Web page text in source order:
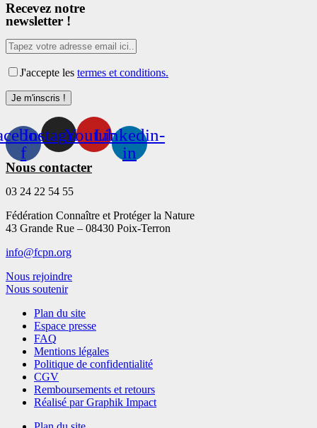
Recevez notre
newsletter !
J'accepte les termes et conditions.
f
InstagramYoutubeLinkedin-
in
Nous contacter
03 24 22 54 55
Fédération Connaître et Protéger la Nature
43 Grande Rue – 08430 Poix-Terron
info@fcpn.org
Nous rejoindre
Nous soutenir
Plan du site
Espace presse
FAQ
Mentions légales
Politique de confidentialité
CGV
Remboursements et retours
Réalisé par Graphik Impact